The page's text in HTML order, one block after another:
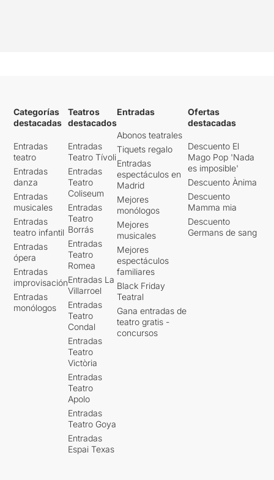
Categorías
destacadas
Entradas
teatro
Entradas
danza
Entradas
musicales
Entradas
teatro infantil
Entradas
ópera
Entradas
improvisación
Entradas
monólogos
Teatros
destacados
Entradas
Teatro Tívoli
Entradas
Teatro
Coliseum
Entradas
Teatro
Borrás
Entradas
Teatro
Romea
Entradas La
Villarroel
Entradas
Teatro
Condal
Entradas
Teatro
Victòria
Entradas
Teatro
Apolo
Entradas
Teatro Goya
Entradas
Espai Texas
Entradas
Abonos teatrales
Tiquets regalo
Entradas
espectáculos en
Madrid
Mejores
monólogos
Mejores
musicales
Mejores
espectáculos
familiares
Black Friday
Teatral
Gana entradas de
teatro gratis -
concursos
Ofertas
destacadas
Descuento El
Mago Pop 'Nada
es imposible'
Descuento Ànima
Descuento
Mamma mia
Descuento
Germans de sang